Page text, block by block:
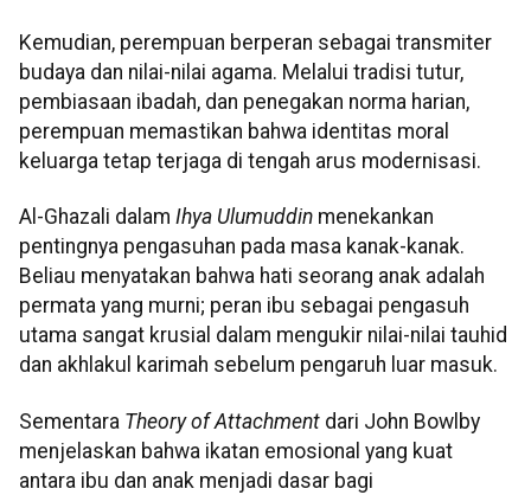
Kemudian, perempuan berperan sebagai transmiter
budaya dan nilai-nilai agama. Melalui tradisi tutur,
pembiasaan ibadah, dan penegakan norma harian,
perempuan memastikan bahwa identitas moral
keluarga tetap terjaga di tengah arus modernisasi.
Al-Ghazali dalam Ihya Ulumuddin menekankan
pentingnya pengasuhan pada masa kanak-kanak.
Beliau menyatakan bahwa hati seorang anak adalah
permata yang murni; peran ibu sebagai pengasuh
utama sangat krusial dalam mengukir nilai-nilai tauhid
dan akhlakul karimah sebelum pengaruh luar masuk.
Sementara Theory of Attachment dari John Bowlby
menjelaskan bahwa ikatan emosional yang kuat
antara ibu dan anak menjadi dasar bagi